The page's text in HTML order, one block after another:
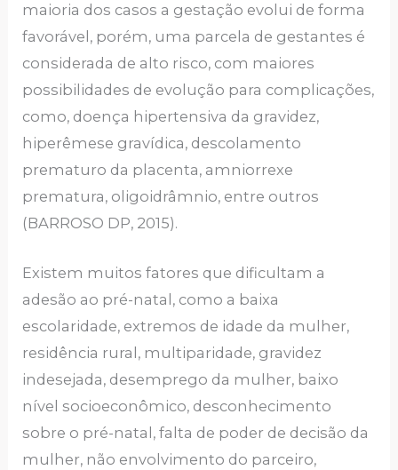
maioria dos casos a gestação evolui de forma
favorável, porém, uma parcela de gestantes é
considerada de alto risco, com maiores
possibilidades de evolução para complicações,
como, doença hipertensiva da gravidez,
hiperêmese gravídica, descolamento
prematuro da placenta, amniorrexe
prematura, oligoidrâmnio, entre outros
(BARROSO DP, 2015).
Existem muitos fatores que dificultam a
adesão ao pré-natal, como a baixa
escolaridade, extremos de idade da mulher,
residência rural, multiparidade, gravidez
indesejada, desemprego da mulher, baixo
nível socioeconômico, desconhecimento
sobre o pré-natal, falta de poder de decisão da
mulher, não envolvimento do parceiro,